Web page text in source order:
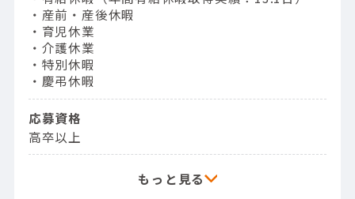
・産前・産後休暇
・育児休業
・介護休業
・特別休暇
・慶弔休暇
応募資格
高卒以上